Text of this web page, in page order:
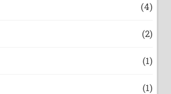
(4)
(2)
(1)
(1)